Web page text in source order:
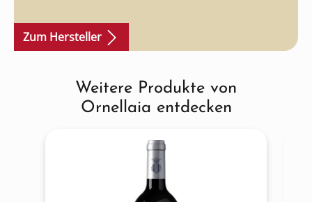
Zum Hersteller
Produktgalerie überspringen
Weitere Produkte von
Ornellaia entdecken